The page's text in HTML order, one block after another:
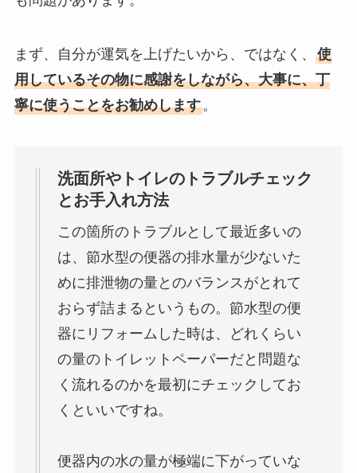
まず、自分が運気を上げたいから、ではなく、 使
用しているその物に感謝をしながら、大事に、丁
寧に使うことをお勧めします。
洗面所やトイレのトラブルチェック
とお手入れ方法
この箇所のトラブルとして最近多いの
は、節水型の便器の排水量が少ないた
めに排泄物の量とのバランスがとれて
おらず詰まるというもの。節水型の便
器にリフォームした時は、どれくらい
の量のトイレットペーパーだと問題な
く流れるのかを最初にチェックしてお
くといいですね。
便器内の水の量が極端に下がっていな